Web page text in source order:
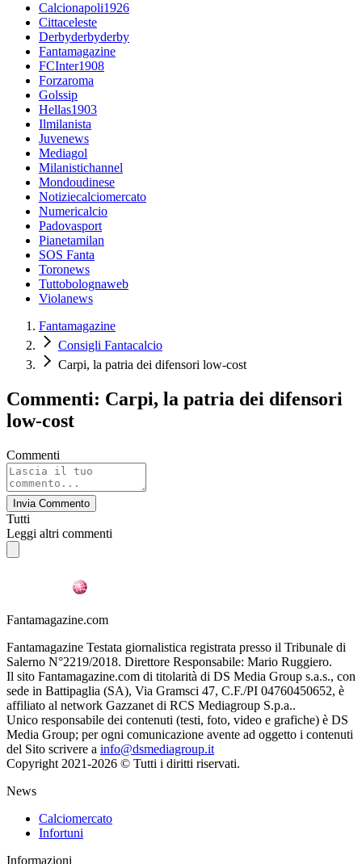
Calcionapoli1926
Cittaceleste
Derbyderbyderby
Fantamagazine
FCInter1908
Forzaroma
Golssip
Hellas1903
Ilmilanista
Juvenews
Mediagol
Milanistichannel
Mondoudinese
Notiziecalciomercato
Numericalcio
Padovasport
Pianetamilan
SOS Fanta
Toronews
Tuttobolognaweb
Violanews
Fantamagazine
Consigli Fantacalcio
Carpi, la patria dei difensori low-cost
Commenti: Carpi, la patria dei difensori
low-cost
Commenti
Invia Commento
Tutti
Leggi altri commenti
Fantamagazine.com
Fantamagazine Testata giornalistica registrata presso il Tribunale di
Salerno N°2219/2018. Direttore Responsabile: Mario Ruggiero.
Il sito Fantamagazine.com di titolarità di DS Media Group s.a.s., con
sede in Battipaglia (SA), Via Gramsci 47, C.F./PI 04760450652, è
affiliato al network Gazzanet di RCS Mediagroup S.p.a..
Unico responsabile dei contenuti (testi, foto, video e grafiche) è DS
Media Group; per ogni comunicazione avente ad oggetto i contenuti
del Sito scrivere a info@dsmediagroup.it
Copyright 2021-2026 © Tutti i diritti riservati.
News
Calciomercato
Infortuni
Informazioni